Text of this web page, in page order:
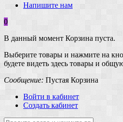
Напишите нам
0
В данный момент Корзина пуста.
Выберите товары и нажмите на
будете видеть здесь товары и
Сообщение: Пустая Корзина
Войти в кабинет
Создать кабинет